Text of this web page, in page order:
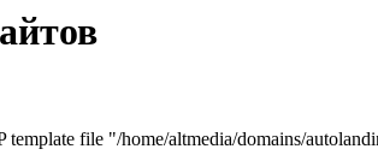
template file "/home/altmedia/domains/